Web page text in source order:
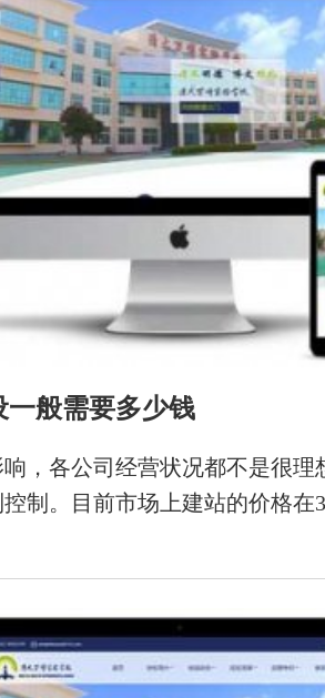
一般需要多少钱
，各公司经营状况都不是很理
制。目前市场上建站的价格在